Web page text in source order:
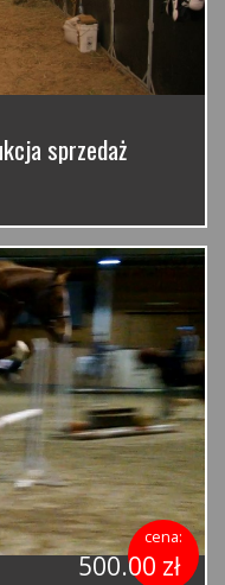
sprzedaż
cena:
500.00 zł